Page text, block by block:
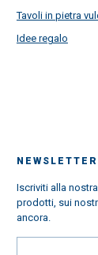
Tavoli in pietra
Idee regalo
NEWSLETTER
Iscriviti alla
prodotti, sui
ancora.